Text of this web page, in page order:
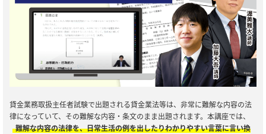
貸金業務取扱主任者試験で出題される貸金業法等は、非常に難解な内容の法
律になっていて、その難解な内容・条文のまま出題されます。本講座では、
難解な内容の法律を、日常生活の例を出したりわかりやすい言葉に言い換